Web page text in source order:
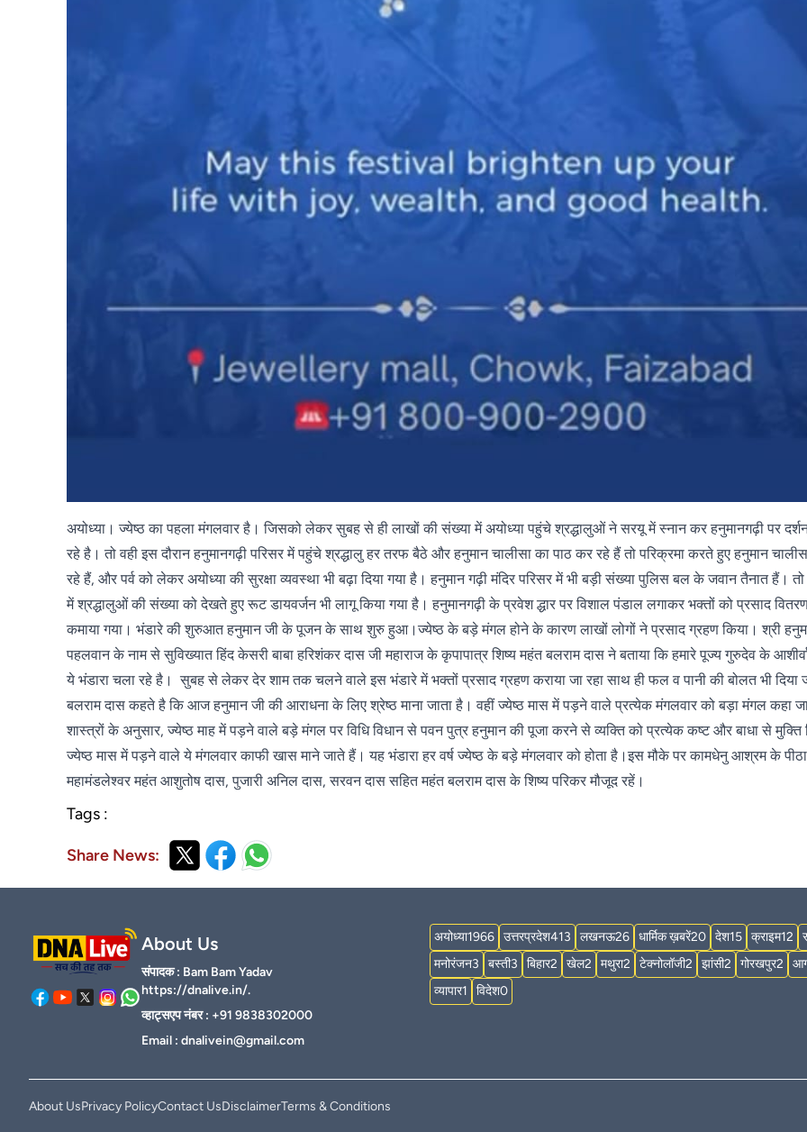
अयोध्या। ज्येष्ठ का पहला मंगलवार है। जिसको लेकर सुबह से ही लाखों की संख्या में अयोध्या पहुंचे श्रद्धालुओं ने सरयू में स्नान कर हनुमानगढ़ी पर
रहे है। तो वही इस दौरान हनुमानगढ़ी परिसर में पहुंचे श्रद्धालु हर तरफ बैठे और हनुमान चालीसा का पाठ कर रहे हैं तो परिक्रमा करते हुए हनुमान
रहे हैं, और पर्व को लेकर अयोध्या की सुरक्षा व्यवस्था भी बढ़ा दिया गया है। हनुमान गढ़ी मंदिर परिसर में भी बड़ी संख्या पुलिस बल के जवान तैनात हैं। तो
में श्रद्धालुओं की संख्या को देखते हुए रूट डायवर्जन भी लागू किया गया है। हनुमानगढ़ी के प्रवेश द्धार पर विशाल पंडाल लगाकर भक्तों को प्रसाद
कमाया गया। भंडारे की शुरुआत हनुमान जी के पूजन के साथ शुरु हुआ।ज्येष्ठ के बड़े मंगल होने के कारण लाखों लोगों ने प्रसाद ग्रहण किया। श्री
पहलवान के नाम से सुविख्यात हिंद केसरी बाबा हरिशंकर दास जी महाराज के कृपापात्र शिष्य महंत बलराम दास ने बताया कि हमारे पूज्य गुरुदेव के
ये भंडारा चला रहे है। सुबह से लेकर देर शाम तक चलने वाले इस भंडारे में भक्तों प्रसाद ग्रहण कराया जा रहा साथ ही फल व पानी की बोलत भी दिया
बलराम दास कहते है कि आज हनुमान जी की आराधना के लिए श्रेष्ठ माना जाता है। वहीं ज्येष्ठ मास में पड़ने वाले प्रत्येक मंगलवार को बड़ा मंगल कहा
शास्त्रों के अनुसार, ज्येष्ठ माह में पड़ने वाले बड़े मंगल पर विधि विधान से पवन पुत्र हनुमान की पूजा करने से व्यक्ति को प्रत्येक कष्ट और बाधा से मुक्ति
ज्येष्ठ मास में पड़ने वाले ये मंगलवार काफी खास माने जाते हैं। यह भंडारा हर वर्ष ज्येष्ठ के बड़े मंगलवार को होता है।इस मौके पर कामधेनु आश्रम के
महामंडलेश्वर महंत आशुतोष दास, पुजारी अनिल दास, सरवन दास सहित महंत बलराम दास के शिष्य परिकर मौजूद रहें।
Tags :
Share News:
About Us
संपादक : Bam Bam Yadav
https://dnalive.in/.
व्हाट्सएप नंबर : +91 9838302000
Email : dnalivein@gmail.com
अयोध्या1966 उत्तरप्रदेश413 लखनऊ26 धार्मिक ख़बरें20 देश15 क्राइम12
मनोरंजन3 बस्ती3 बिहार2 खेल2 मथुरा2 टेक्नोलॉजी2 झांसी2 गोरखपुर2
व्यापार1 विदेश0
About UsPrivacy PolicyContact UsDisclaimerTerms & Conditions